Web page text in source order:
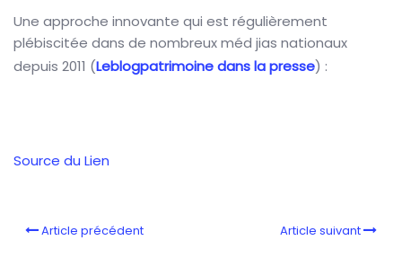
Une approche innovante qui est régulièrement
plébiscitée dans de nombreux méd jias nationaux
depuis 2011 (Leblogpatrimoine dans la presse) :
Source du Lien
Article précédent Article suivant